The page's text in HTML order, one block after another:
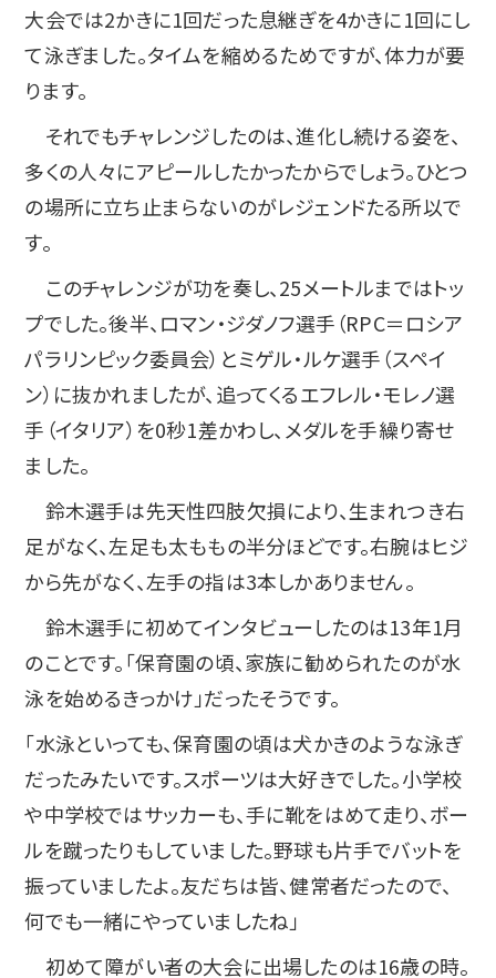
大会では2かきに1回だった息継ぎを4かきに1回にし
て泳ぎました。タイムを縮めるためですが、体力が要
ります。
それでもチャレンジしたのは、進化し続ける姿を、
多くの人々にアピールしたかったからでしょう。ひとつ
の場所に立ち止まらないのがレジェンドたる所以で
す。
このチャレンジが功を奏し、25メートルまではトッ
プでした。後半、ロマン・ジダノフ選手（RPC＝ロシア
パラリンピック委員会）とミゲル・ルケ選手（スペイ
ン）に抜かれましたが、追ってくるエフレル・モレノ選
手（イタリア）を0秒1差かわし、メダルを手繰り寄せ
ました。
鈴木選手は先天性四肢欠損により、生まれつき右
足がなく、左足も太ももの半分ほどです。右腕はヒジ
から先がなく、左手の指は3本しかありません。
鈴木選手に初めてインタビューしたのは13年1月
のことです。「保育園の頃、家族に勧められたのが水
泳を始めるきっかけ」だったそうです。
「水泳といっても、保育園の頃は犬かきのような泳ぎ
だったみたいです。スポーツは大好きでした。小学校
や中学校ではサッカーも、手に靴をはめて走り、ボー
ルを蹴ったりもしていました。野球も片手でバットを
振っていましたよ。友だちは皆、健常者だったので、
何でも一緒にやっていましたね」
初めて障がい者の大会に出場したのは16歳の時。